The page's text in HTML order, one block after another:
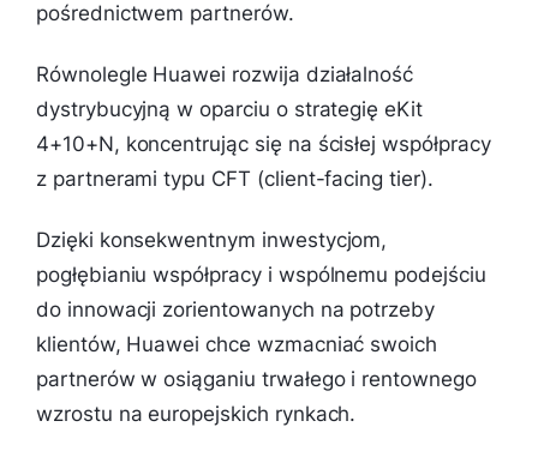
pośrednictwem partnerów.
Równolegle Huawei rozwija działalność
dystrybucyjną w oparciu o strategię eKit
4+10+N, koncentrując się na ścisłej współpracy
z partnerami typu CFT (client-facing tier).
Dzięki konsekwentnym inwestycjom,
pogłębianiu współpracy i wspólnemu podejściu
do innowacji zorientowanych na potrzeby
klientów, Huawei chce wzmacniać swoich
partnerów w osiąganiu trwałego i rentownego
wzrostu na europejskich rynkach.